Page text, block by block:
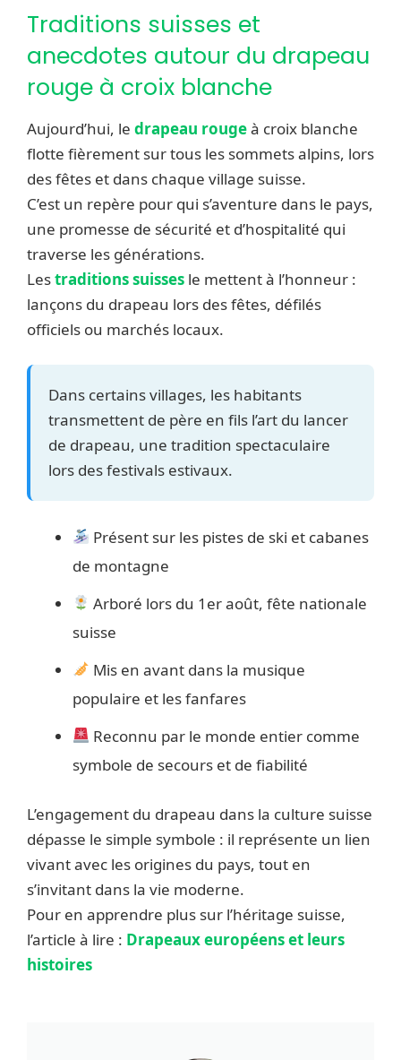
Traditions suisses et
anecdotes autour du drapeau
rouge à croix blanche
Aujourd’hui, le drapeau rougeà croix blanche
flotte fièrement sur tous les sommets alpins, lors
des fêtes et dans chaque village suisse.
C’est un repère pour qui s’aventure dans le pays,
une promesse de sécurité et d’hospitalité qui
traverse les générations.
Lestraditions suisses le mettent à l’honneur :
lançons du drapeau lors des fêtes, défilés
officiels ou marchés locaux.
Dans certains villages, les habitants
transmettent de père en fils l’art du lancer
de drapeau, une tradition spectaculaire
lors des festivals estivaux.
Présent sur les pistes de ski et cabanes
de montagne
Arboré lors du 1er août, fête nationale
suisse
Mis en avant dans la musique
populaire et les fanfares
Reconnu par le monde entier comme
symbole de secours et de fiabilité
L’engagement du drapeau dans la culture suisse
dépasse le simple symbole : il représente un lien
vivant avec les origines du pays, tout en
s’invitant dans la vie moderne.
Pour en apprendre plus sur l’héritage suisse,
l’article à lire : Drapeaux européens et leurs
histoires